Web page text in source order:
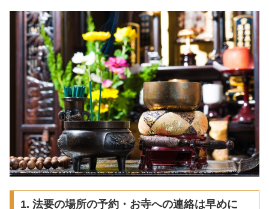
1. 法要の場所の予約・お寺への連絡は早めに